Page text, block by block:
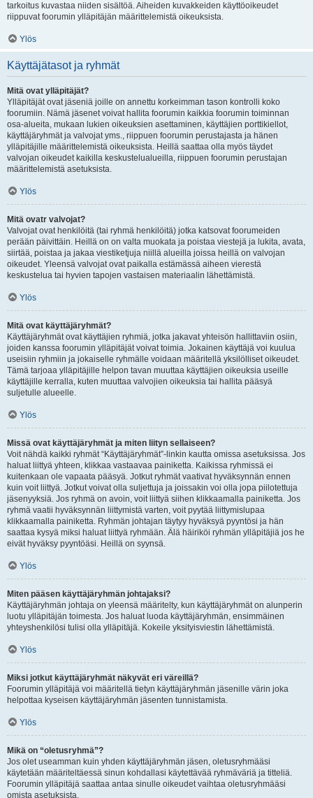
tarkoitus kuvastaa niiden sisältöä. Aiheiden kuvakkeiden käyttöoikeudet
riippuvat foorumin ylläpitäjän määrittelemistä oikeuksista.
Ylös
Käyttäjätasot ja ryhmät
Mitä ovat ylläpitäjät?
Ylläpitäjät ovat jäseniä joille on annettu korkeimman tason kontrolli koko
foorumiin. Nämä jäsenet voivat hallita foorumin kaikkia foorumin toiminnan
osa-alueita, mukaan lukien oikeuksien asettaminen, käyttäjien porttikiellot,
käyttäjäryhmät ja valvojat yms., riippuen foorumin perustajasta ja hänen
ylläpitäjille määrittelemistä oikeuksista. Heillä saattaa olla myös täydet
valvojan oikeudet kaikilla keskustelualueilla, riippuen foorumin perustajan
määrittelemistä asetuksista.
Ylös
Mitä ovatr valvojat?
Valvojat ovat henkilöitä (tai ryhmä henkilöitä) jotka katsovat foorumeiden
perään päivittäin. Heillä on on valta muokata ja poistaa viestejä ja lukita, avata,
siirtää, poistaa ja jakaa viestiketjuja niillä alueilla joissa heillä on valvojan
oikeudet. Yleensä valvojat ovat paikalla estämässä aiheen vierestä
keskustelua tai hyvien tapojen vastaisen materiaalin lähettämistä.
Ylös
Mitä ovat käyttäjäryhmät?
Käyttäjäryhmät ovat käyttäjien ryhmiä, jotka jakavat yhteisön hallittaviin osiin,
joiden kanssa foorumin ylläpitäjät voivat toimia. Jokainen käyttäjä voi kuulua
useisiin ryhmiin ja jokaiselle ryhmälle voidaan määritellä yksilölliset oikeudet.
Tämä tarjoaa ylläpitäjille helpon tavan muuttaa käyttäjien oikeuksia useille
käyttäjille kerralla, kuten muuttaa valvojien oikeuksia tai hallita pääsyä
suljetulle alueelle.
Ylös
Missä ovat käyttäjäryhmät ja miten liityn sellaiseen?
Voit nähdä kaikki ryhmät “Käyttäjäryhmät”-linkin kautta omissa asetuksissa. Jos
haluat liittyä yhteen, klikkaa vastaavaa painiketta. Kaikissa ryhmissä ei
kuitenkaan ole vapaata pääsyä. Jotkut ryhmät vaativat hyväksynnän ennen
kuin voit liittyä. Jotkut voivat olla suljettuja ja joissakin voi olla jopa piilotettuja
jäsenyyksiä. Jos ryhmä on avoin, voit liittyä siihen klikkaamalla painiketta. Jos
ryhmä vaatii hyväksynnän liittymistä varten, voit pyytää liittymislupaa
klikkaamalla painiketta. Ryhmän johtajan täytyy hyväksyä pyyntösi ja hän
saattaa kysyä miksi haluat liittyä ryhmään. Älä häiriköi ryhmän ylläpitäjiä jos he
eivät hyväksy pyyntöäsi. Heillä on syynsä.
Ylös
Miten pääsen käyttäjäryhmän johtajaksi?
Käyttäjäryhmän johtaja on yleensä määritelty, kun käyttäjäryhmät on alunperin
luotu ylläpitäjän toimesta. Jos haluat luoda käyttäjäryhmän, ensimmäinen
yhteyshenkilösi tulisi olla ylläpitäjä. Kokeile yksityisviestin lähettämistä.
Ylös
Miksi jotkut käyttäjäryhmät näkyvät eri väreillä?
Foorumin ylläpitäjä voi määritellä tietyn käyttäjäryhmän jäsenille värin joka
helpottaa kyseisen käyttäjäryhmän jäsenten tunnistamista.
Ylös
Mikä on “oletusryhmä”?
Jos olet useamman kuin yhden käyttäjäryhmän jäsen, oletusryhmääsi
käytetään määriteltäessä sinun kohdallasi käytettävää ryhmäväriä ja titteliä.
Foorumin ylläpitäjä saattaa antaa sinulle oikeudet vaihtaa oletusryhmääsi
omista asetuksista.